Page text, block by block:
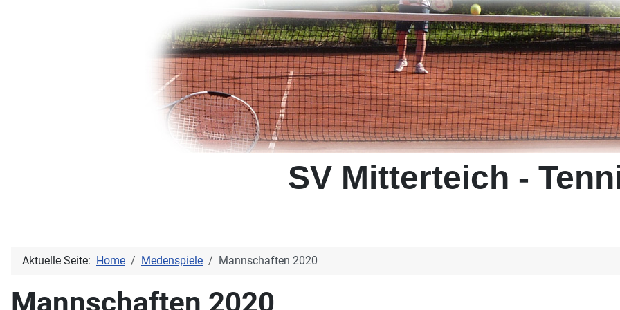
SV Mitterteich -
Aktuelle Seite: Home Medenspiele Mannschaften 2020
Mannschaften 2020